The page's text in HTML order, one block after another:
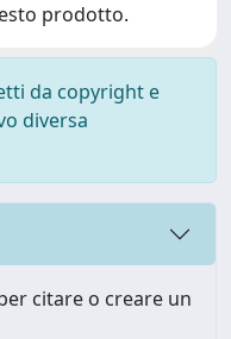
prodotto.
da copyright e
diversa
citare o creare un